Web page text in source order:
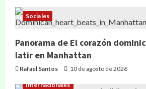
Sociales
Panorama de El corazón
latir en Manhattan
Rafael Santos 10 de agosto de 2026
Internacionales